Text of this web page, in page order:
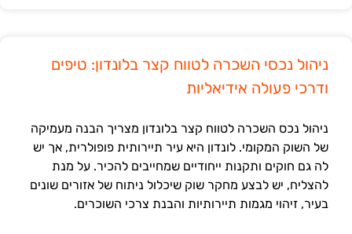
ניהול נכסי השכרה לטווח קצר בלונדון: טיפים
ודרכי פעולה אידיאליות
ניהול נכס השכרה לטווח קצר בלונדון מצריך הבנה מעמיקה
של השוק המקומי. לונדון היא עיר תיירותית פופולרית, אך יש
לה גם חוקים ותקנות ייחודיים שמחייבים להכיר. על מנת
להצליח, יש לבצע מחקר שוק שיכלול ניתוח של אזורים שונים
בעיר, זיהוי מגמות תיירותיות והבנת צרכי השוכרים.